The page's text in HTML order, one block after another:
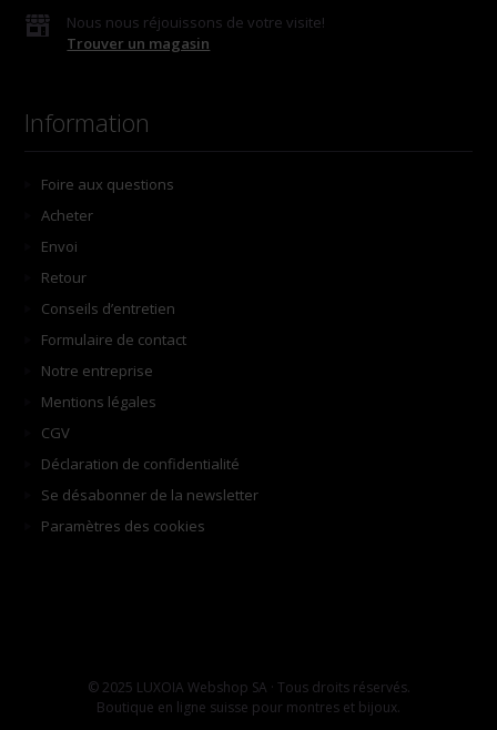
Nous nous réjouissons de votre visite!
Trouver un magasin
Information
Foire aux questions
Acheter
Envoi
Retour
Conseils d’entretien
Formulaire de contact
Notre entreprise
Mentions légales
CGV
Déclaration de confidentialité
Se désabonner de la newsletter
Paramètres des cookies
© 2025 LUXOIA Webshop SA · Tous droits réservés.
Boutique en ligne suisse pour montres et bijoux.